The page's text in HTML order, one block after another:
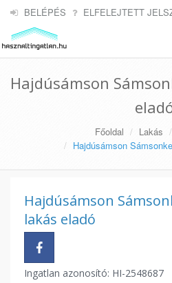
BELÉPÉS ELFELEJTETT
Hajdúsámson
Főoldal Lakás
Hajdúsámson
Hajdúsámson
lakás eladó
Ingatlan azonosító: HI-2548687